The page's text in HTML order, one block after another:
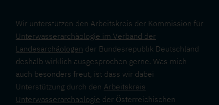
Wir unterstützen den Arbeitskreis der Kommission für
Unterwasserarchäologie im Verband der
Landesarchäologen der Bundesrepublik Deutschland
deshalb wirklich ausgesprochen gerne. Was mich
auch besonders freut, ist dass wir dabei
Unterstützung durch den Arbeitskreis
Unterwasserarchäologie der Österreichischen